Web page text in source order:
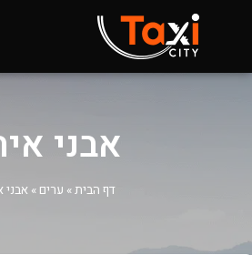
אבני
דף הבית» ערים » אבני